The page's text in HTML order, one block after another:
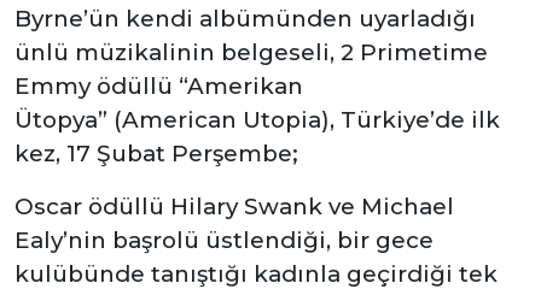
Byrne’ün kendi albümünden uyarladığı
ünlü müzikalinin belgeseli, 2 Primetime
Emmy ödüllü “Amerikan
Ütopya” (American Utopia), Türkiye’de ilk
kez, 17 Şubat Perşembe;
Oscar ödüllü Hilary Swank ve Michael
Ealy’nin başrolü üstlendiği, bir gece
kulübünde tanıştığı kadınla geçirdiği tek